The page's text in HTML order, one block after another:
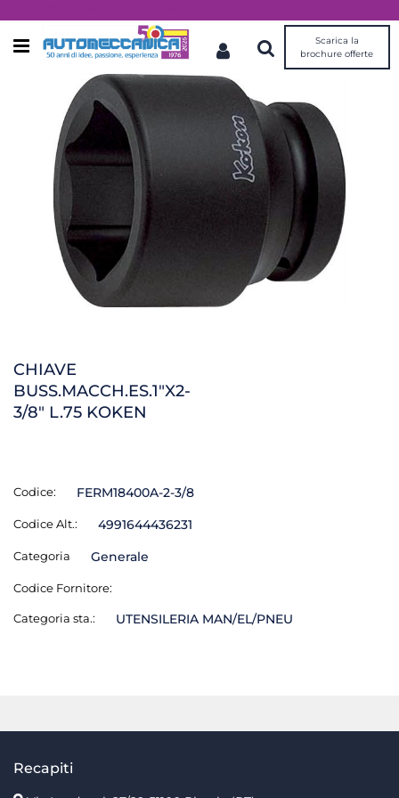
Open menu
Scarica la
brochure offerte
CHIAVE
BUSS.MACCH.ES.1"X2-
3/8" L.75 KOKEN
Codice: FERM18400A-2-3/8
Codice Alt.: 4991644436231
Categoria Generale
Codice Fornitore:
Categoria sta.: UTENSILERIA MAN/EL/PNEU
Recapiti